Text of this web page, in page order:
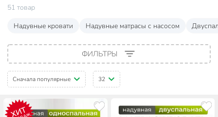
51 товар
Надувные кровати
Надувные матрасы с насосом
ФИЛЬТРЫ
Сначала популярные 32
ХИТ